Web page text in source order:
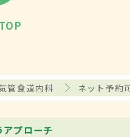
管食道内科 ネット予約
アプローチ